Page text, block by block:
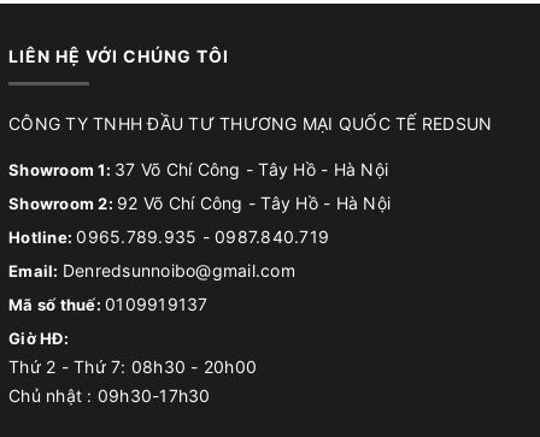
LIÊN HỆ VỚI CHÚNG TÔI
CÔNG TY TNHH ĐẦU TƯ THƯƠNG MẠI QUỐC TẾ REDSUN
Showroom 1: 37 Võ Chí Công - Tây Hồ - Hà Nội
Showroom 2: 92 Võ Chí Công - Tây Hồ - Hà Nội
Hotline:0965.789.935 - 0987.840.719
Email: Denredsunnoibo@gmail.com
Mã số thuế: 0109919137
Giờ HĐ:
Thứ 2 - Thứ 7: 08h30 - 20h00
Chủ nhật : 09h30-17h30